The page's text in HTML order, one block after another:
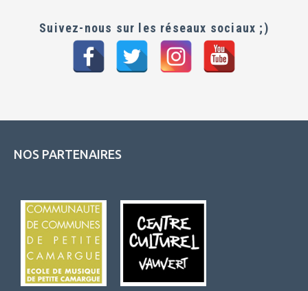
Suivez-nous sur les réseaux sociaux ;)
NOS PARTENAIRES